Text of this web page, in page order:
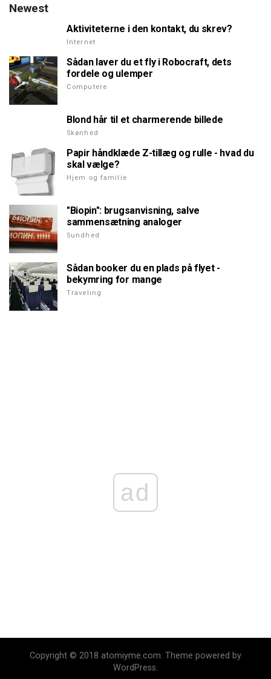
Newest
Aktiviteterne i den kontakt, du skrev?
Internet
Sådan laver du et fly i Robocraft, dets
fordele og ulemper
Computere
Blond hår til et charmerende billede
Skønhed
Papir håndklæde Z-tillæg og rulle - hvad du
skal vælge?
Hjem og familie
"Biopin": brugsanvisning, salve
sammensætning analoger
Sundhed
Sådan booker du en plads på flyet -
bekymring for mange
Traveling
ad
Copyright © 2018 atomiyme.com. Theme powered by
WordPress.